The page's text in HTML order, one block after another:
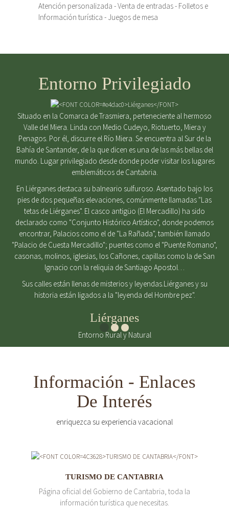
Atención personalizada - Venta de entradas - Folletos e
Información turística - Juegos de mesa
Entorno Privilegiado
Situado en la Comarca de Trasmiera, perteneciente al hermoso
Valle del Miera. Linda con Medio Cudeyo, Riotuerto, Miera y
Penagos. Por él, discurre el Río Miera. Se encuentra al Sur de la
Bahía de Santander, de la que dicen es una de las más bellas del
mundo. Lugar privilegiado desde donde poder visitar los lugares
emblemáticos de Cantabria.
En Liérganes destaca su balneario sulfuroso. Asentado bajo los
pies de dos pequeñas elevaciones, comúnmente llamadas "Las
tetas de Liérganes". El casco antigüo (El Mercadillo) ha sido
declarado como "Conjunto Histórico Artístico", donde podemos
encontrar, Palacios como el de "La Rañada", también llamado
"Palacio de Cuesta Mercadillo"; puentes como el "Puente Romano",
casonas, molinos, iglesias, los Cañones, capillas como la de San
Ignacio con la reliquia de Santiago Apostol…
Sus calles están llenas de misterios y leyendas.Liérganes y su
historia están ligados a la "leyenda del Hombre pez".
Liérganes
Entorno Rural y Natural
Información - Enlaces
De Interés
enriquezca su experiencia vacacional
TURISMO DE CANTABRIA
Página oficial del Gobierno de Cantabria, toda la
información turística que necesitas.